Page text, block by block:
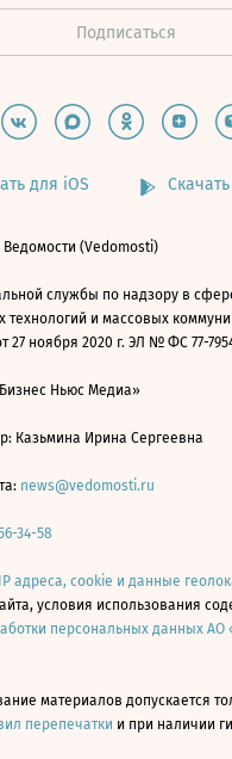
для iOS
(Vedomosti)
службы по надзору в
и массовых
27 ноября 2020 г. ЭЛ № ФС 77-
Ньюс Медиа»
Казьмина Ирина Сергеевна
news@vedomosti.ru
34-58
IP адреса, cookie и данные
условия использования
персональных данных АО
материалов допускается
перепечатки и при наличии